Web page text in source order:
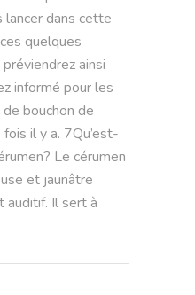
dans cette
quelques
ainsi
informé pour les
bouchon de
il y a. 7Qu’est-
Le cérumen
et jaunâtre
auditif. Il sert à